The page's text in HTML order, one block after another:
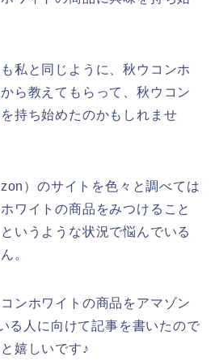
私と同じように、秋ウコンホ
ら教えてもらって、秋ウコン
持ち始めたのかもしれませ
）のサイトを色々と調べては
ワイトの商品をみつけること
いうような状況で悩んでいる
。
ンホワイトの商品をアマゾン
る人に向けて記事を書いたので
嬉しいです♪